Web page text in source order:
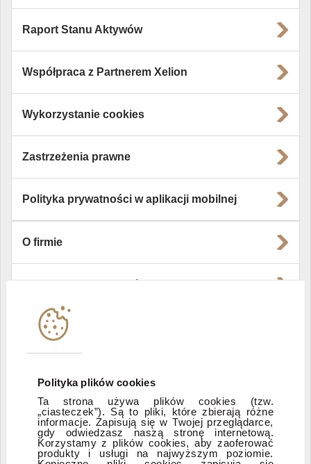
Polityka plików cookies
Ta strona używa plików cookies (tzw.
„ciasteczek”). Są to pliki, które zbierają różne
informacje. Zapisują się w Twojej przeglądarce,
gdy odwiedzasz naszą stronę internetową.
Korzystamy z plików cookies, aby zaoferować
produkty i usługi na najwyższym poziomie.
Raport Stanu Aktywów
Współpraca z Partnerem Xelion
Wykorzystanie cookies
Zastrzeżenia prawne
Polityka prywatności w aplikacji mobilnej
O firmie
Instytucje współpracujące
Zastrzeżenia prawne
ESG